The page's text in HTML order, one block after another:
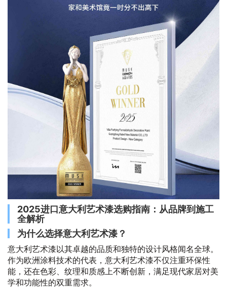
2025进口意大利艺术漆选购指南：从品牌到施工
全解析
为什么选择意大利艺术漆？
意大利艺术漆以其卓越的品质和独特的设计风格闻名全球。
作为欧洲涂料技术的代表，意大利艺术漆不仅注重环保性
能，还在色彩、纹理和质感上不断创新，满足现代家居对美
学和功能性的双重需求。